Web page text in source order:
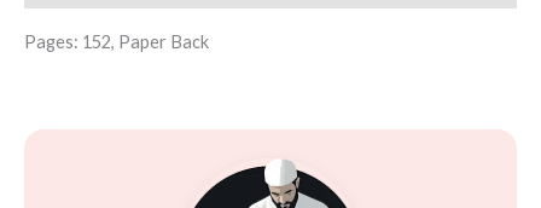
Pages: 152, Paper Back